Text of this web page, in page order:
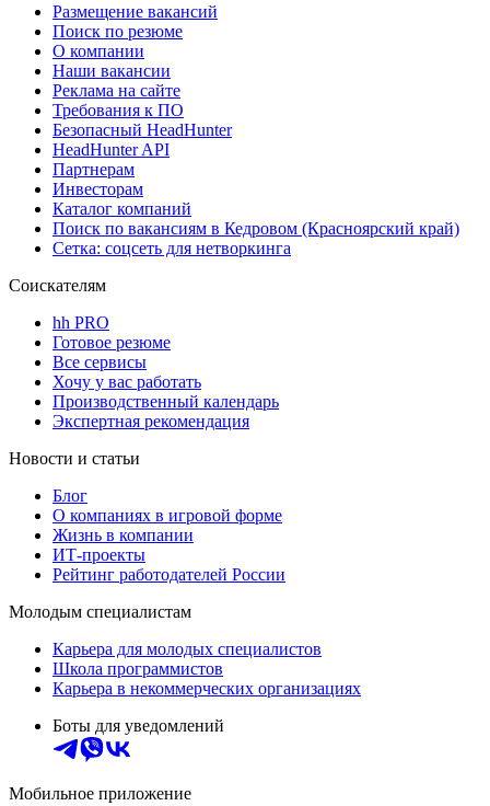
Размещение вакансий
Поиск по резюме
О компании
Наши вакансии
Реклама на сайте
Требования к ПО
Безопасный HeadHunter
HeadHunter API
Партнерам
Инвесторам
Каталог компаний
Поиск по вакансиям в Кедровом (Красноярский край)
Сетка: соцсеть для нетворкинга
Соискателям
hh PRO
Готовое резюме
Все сервисы
Хочу у вас работать
Производственный календарь
Экспертная рекомендация
Новости и статьи
Блог
О компаниях в игровой форме
Жизнь в компании
ИТ-проекты
Рейтинг работодателей России
Молодым специалистам
Карьера для молодых специалистов
Школа программистов
Карьера в некоммерческих организациях
Боты для уведомлений
Мобильное приложение